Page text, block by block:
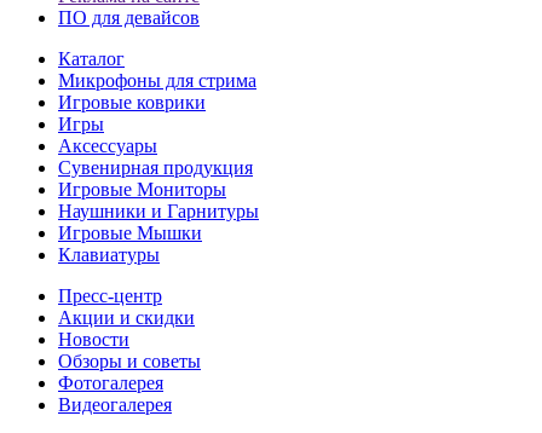
ПО для девайсов
Каталог
Микрофоны для стрима
Игровые коврики
Игры
Аксессуары
Сувенирная продукция
Игровые Мониторы
Наушники и Гарнитуры
Игровые Мышки
Клавиатуры
Пресс-центр
Акции и скидки
Новости
Обзоры и советы
Фотогалерея
Видеогалерея